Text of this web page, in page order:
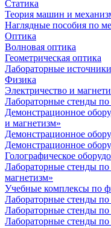
Статика
Теория машин и
Наглядные пособия по
Оптика
Волновая оптика
Геометрическая оптика
Лабораторные источники
Физика
Электричество и
Лабораторные стенды
Демонстрационное
и магнетизм»
Демонстрационное
Демонстрационное
Голографическое
Лабораторные стенды
магнетизм»
Учебные комплексы по
Лабораторные стенды
Лабораторные стенды
Лабораторные стенды